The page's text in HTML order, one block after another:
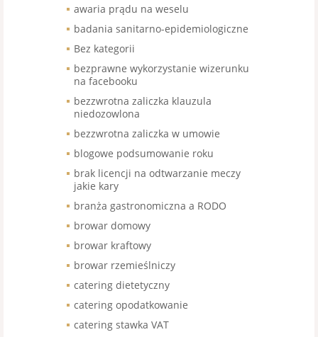
awaria prądu na weselu
badania sanitarno-epidemiologiczne
Bez kategorii
bezprawne wykorzystanie wizerunku
na facebooku
bezzwrotna zaliczka klauzula
niedozowlona
bezzwrotna zaliczka w umowie
blogowe podsumowanie roku
brak licencji na odtwarzanie meczy
jakie kary
branża gastronomiczna a RODO
browar domowy
browar kraftowy
browar rzemieślniczy
catering dietetyczny
catering opodatkowanie
catering stawka VAT